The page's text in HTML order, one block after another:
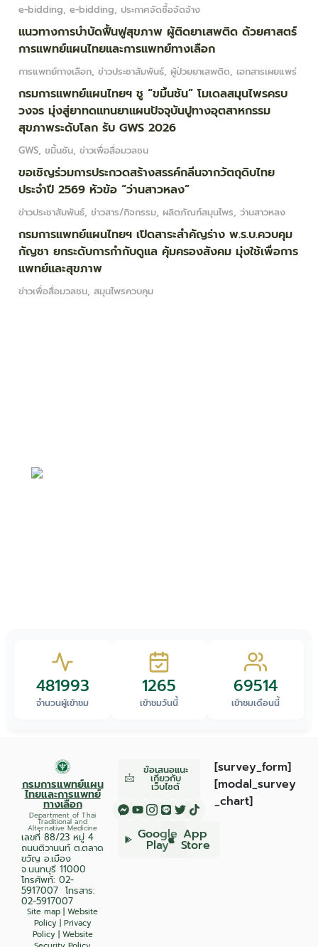
e-bidding, e-bidding, ประกาศจัดซื้อจัดจ้าง
แนวทางการบำบัดฟื้นฟูสุขภาพ ผู้ติดยาเสพติด ด้วยศาสตร์
การแพทย์แผนไทยและการแพทย์ทางเลือก
การแพทย์ทางเลือก, ข่าวประชาสัมพันธ์, ผู้ป่วยยาเสพติด, เอกสารเผยแพร่
กรมการแพทย์แผนไทยฯ ชู “ขมิ้นชัน” โมเดลสมุนไพรครบ
วงจร มุ่งสู่ยาทดแทนยาแผนปัจจุบันปูทางอุตสาหกรรม
สุขภาพระดับโลก รับ GWS 2026
GWS, ขมิ้นชัน, ข่าวเพื่อสื่อมวลชน
ขอเชิญร่วมการประกวดสร้างสรรค์กลิ่นจากวัตถุดิบไทย
ประจำปี 2569 หัวข้อ “ว่านสาวหลง”
ข่าวประชาสัมพันธ์, ข่าวสาร/กิจกรรม, ผลิตภัณฑ์สมุนไพร, ว่านสาวหลง
กรมการแพทย์แผนไทยฯ เปิดสาระสำคัญร่าง พ.ร.บ.ควบคุม
กัญชา ยกระดับการกำกับดูแล คุ้มครองสังคม มุ่งใช้เพื่อการ
แพทย์และสุขภาพ
ข่าวเพื่อสื่อมวลชน, สมุนไพรควบคุม
481993
จำนวนผู้เข้าชม
1265
เข้าชมวันนี้
69514
เข้าชมเดือนนี้
กรมการแพทย์แผน
ไทยและการแพทย์
ทางเลือก
Department of Thai
Traditional and
Alternative Medicine
เลขที่ 88/23 หมู่ 4
ถนนติวานนท์ ต.ตลาด
ขวัญ อ.เมือง
จ.นนทบุรี 11000
โทรศัพท์: 02-
5917007 โทรสาร:
02-5917007
Site map Website
Policy| Privacy
Policy| Website
ข้อเสนอแนะ
เกี่ยวกับ
เว็บไซต์
Google
Play
App
Store
[survey_form]
[modal_survey
_chart]